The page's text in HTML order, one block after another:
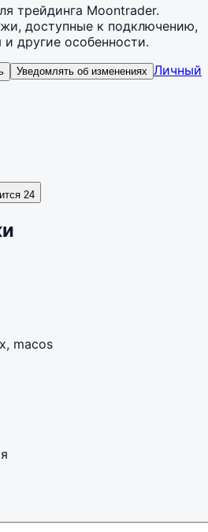
трейдинга Moontrader.
доступные к подключению,
другие особенности.
Уведомлять об изменениях Личный
24
macos